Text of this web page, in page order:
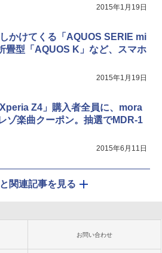
2015年1月19日
かけてくる「AQUOS SERIE mi
畳型「AQUOS K」など、スマホ
2015年1月19日
Z4」購入者全員に、mora
ゾ楽曲クーポン。抽選でMDR-1
2015年6月11日
関連記事を見る
お問い合わせ